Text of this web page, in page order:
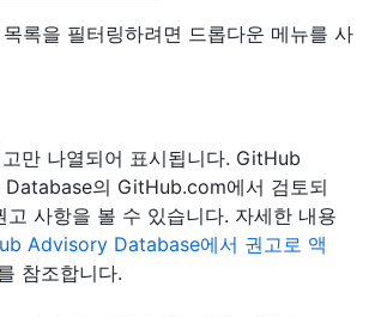
록을 필터링하려면 드롭다운 메뉴를 사
만 나열되어 표시됩니다. GitHub
의 GitHub.com에서 검토되
고 사항을 볼 수 있습니다. 자세한 내용
Advisory Database에서 권고로 액
참조합니다.